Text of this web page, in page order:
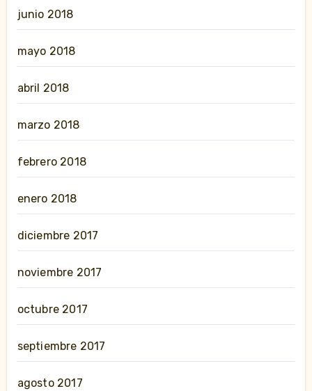
junio 2018
mayo 2018
abril 2018
marzo 2018
febrero 2018
enero 2018
diciembre 2017
noviembre 2017
octubre 2017
septiembre 2017
agosto 2017